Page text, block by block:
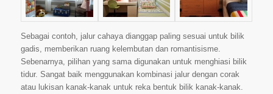
Sebagai contoh, jalur cahaya dianggap paling sesuai untuk bilik
gadis, memberikan ruang kelembutan dan romantisisme.
Sebenarnya, pilihan yang sama digunakan untuk menghiasi bilik
tidur. Sangat baik menggunakan kombinasi jalur dengan corak
atau lukisan kanak-kanak untuk reka bentuk bilik kanak-kanak.